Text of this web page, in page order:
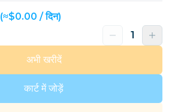
(≈$0.00 / दिन)
कार्ट में जोड़ें
अभी खरीदें